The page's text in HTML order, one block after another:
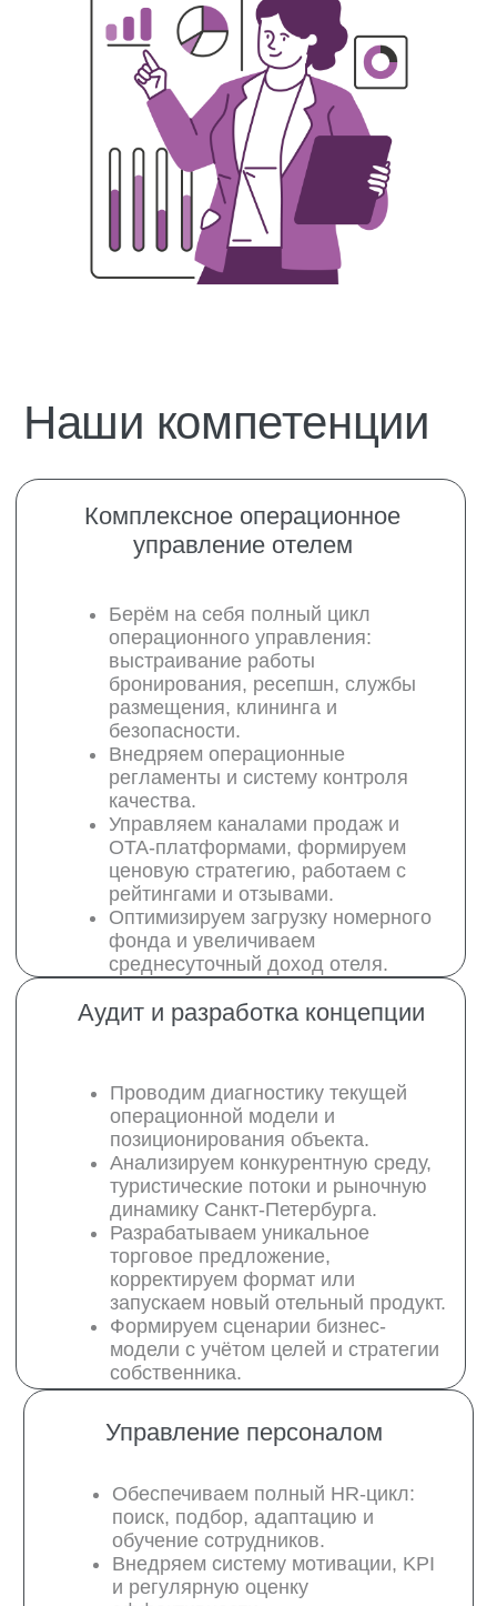
Наши компетенции
Проводим диагностику текущей
Анализируем конкурентную среду,
туристические потоки и рыночную
динамику Санкт-Петербурга.
Разрабатываем уникальное
торговое предложение,
корректируем формат или
запускаем новый отельный продукт.
Формируем сценарии бизнес-
модели с учётом целей и стратегии
собственника.
Управление персоналом
Обеспечиваем полный HR-цикл:
поиск, подбор, адаптацию и
обучение сотрудников.
Внедряем систему мотивации, KPI
и регулярную оценку
эффективности.
Формируем команду,
разделяющую стандарты сервиса
и ценности бренда отеля.
Техническое сопровождение
объекта
Контролируем техническое
состояние номерного фонда и
инженерных систем.
Ведём графики планового
обслуживания и регламенты по
безопасности.
Организуем работу с
подрядчиками, управляем
Берём на себя полный цикл
операционного управления:
выстраивание работы
бронирования, ресепшн, службы
размещения, клининга и
рейтингами и отзывами.
Оптимизируем загрузку номерного
Комплексное операционное
управление отелем
Предоставляем ежемесячную
отчётность по выручке, расходам,
ADR, RevPAR, GOP и другим
ключевым показателям.
Проводим план-факт-анализ и даём
рекомендации по повышению
финансовой эффективности.
подходов, что обеспечивает успешное
развитие проектов и высокую прибыль
для инвесторов.